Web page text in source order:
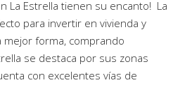
La Estrella tienen su encanto! La
para invertir en vivienda y
forma, comprando
se destaca por sus zonas
con excelentes vías de